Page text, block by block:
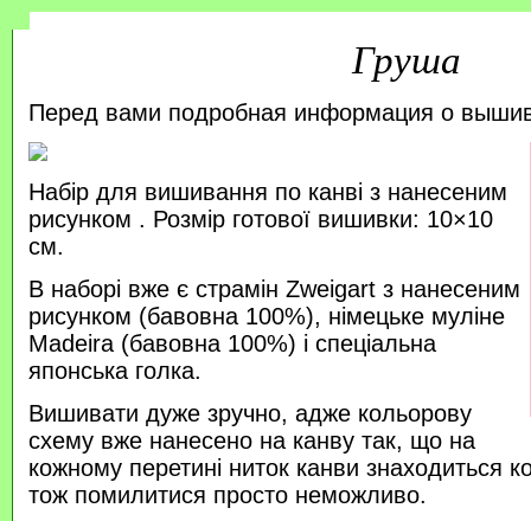
Груша
Перед вами подробная информация о
Набір для вишивання по канві з нанесеним
рисунком . Розмір готової вишивки: 10×10
см.
В наборі вже є страмін Zweigart з нанесеним
рисунком (бавовна 100%), німецьке муліне
Madeira (бавовна 100%) і спеціальна
японська голка.
Вишивати дуже зручно, адже кольорову
схему вже нанесено на канву так, що на
кожному перетині ниток канви знаходиться
тож помилитися просто неможливо.